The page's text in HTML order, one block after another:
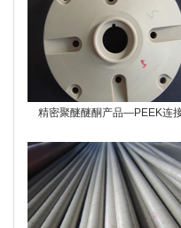
精密聚醚醚酮产品—PEEK连